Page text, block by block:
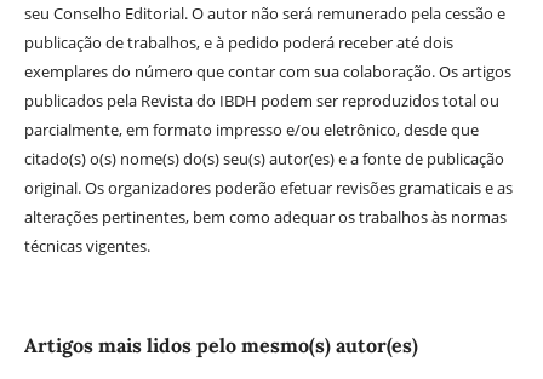
seu Conselho Editorial. O autor não será remunerado pela cessão e
publicação de trabalhos, e à pedido poderá receber até dois
exemplares do número que contar com sua colaboração. Os artigos
publicados pela Revista do IBDH podem ser reproduzidos total ou
parcialmente, em formato impresso e/ou eletrônico, desde que
citado(s) o(s) nome(s) do(s) seu(s) autor(es) e a fonte de publicação
original. Os organizadores poderão efetuar revisões gramaticais e as
alterações pertinentes, bem como adequar os trabalhos às normas
técnicas vigentes.
Artigos mais lidos pelo mesmo(s) autor(es)